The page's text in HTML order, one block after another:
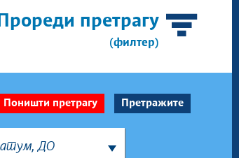
Прореди претрагу
(филтер)